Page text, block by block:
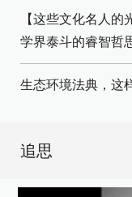
【这些文化名人
学界泰斗的睿智哲
生态环境法典，这
追思